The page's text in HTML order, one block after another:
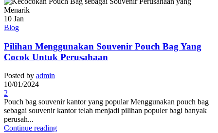
10 Jan
Blog
Pilihan Menggunakan Souvenir Pouch Bag Yang
Cocok Untuk Perusahaan
Posted by admin
10/01/2024
2
Pouch bag souvenir kantor yang popular Menggunakan pouch bag
sebagai souvenir kantor telah menjadi pilihan populer bagi banyak
perusah...
Continue reading